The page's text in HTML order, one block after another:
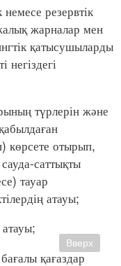
резервтік
жарналар мен
қатысушыларды
негіздегі
түрлерін және
көрсете отырып,
саттықты
тауар
атауы;
қағаздар
Вверх